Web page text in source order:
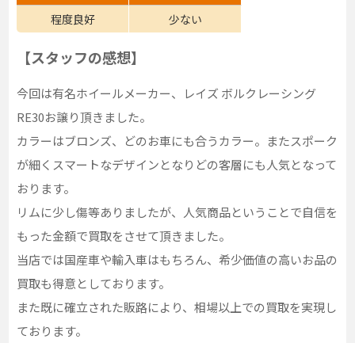
程度良好
少ない
【スタッフの感想】
今回は有名ホイールメーカー、レイズ ボルクレーシング
RE30お譲り頂きました。
カラーはブロンズ、どのお車にも合うカラー。またスポーク
が細くスマートなデザインとなりどの客層にも人気となって
おります。
リムに少し傷等ありましたが、人気商品ということで自信を
もった金額で買取をさせて頂きました。
当店では国産車や輸入車はもちろん、希少価値の高いお品の
買取も得意としております。
また既に確立された販路により、相場以上での買取を実現し
ております。